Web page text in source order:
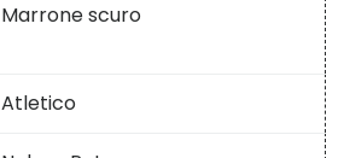
Marrone scuro
Atletico